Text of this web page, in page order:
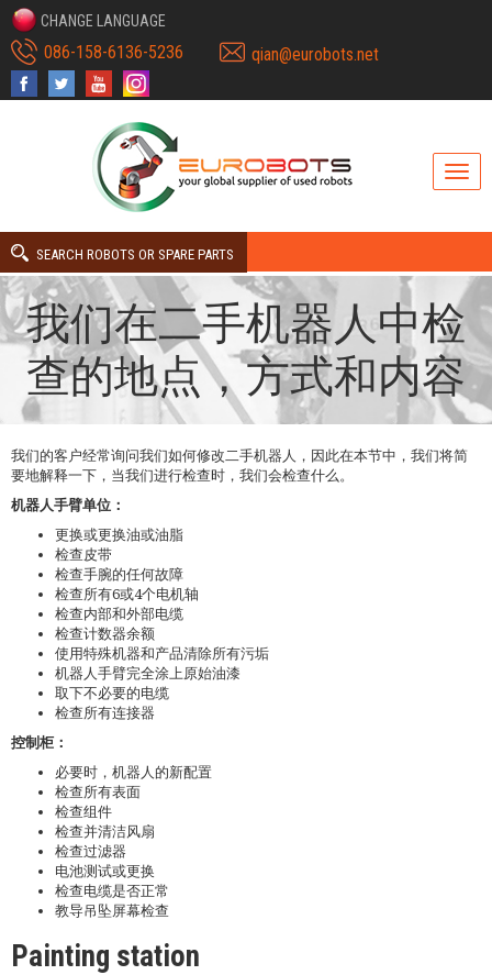
CHANGE LANGUAGE
086-158-6136-5236 qian@eurobots.net
SEARCH ROBOTS OR SPARE PARTS
我们在二手机器人中检
查的地点，方式和内容
我们的客户经常询问我们如何修改二手机器人，因此在本节中，我们将简
要地解释一下，当我们进行检查时，我们会检查什么。
机器人手臂单位：
更换或更换油或油脂
检查皮带
检查手腕的任何故障
检查所有6或4个电机轴
检查内部和外部电缆
检查计数器余额
使用特殊机器和产品清除所有污垢
机器人手臂完全涂上原始油漆
取下不必要的电缆
检查所有连接器
控制柜：
必要时，机器人的新配置
检查所有表面
检查组件
检查并清洁风扇
检查过滤器
电池测试或更换
检查电缆是否正常
教导吊坠屏幕检查
Painting station